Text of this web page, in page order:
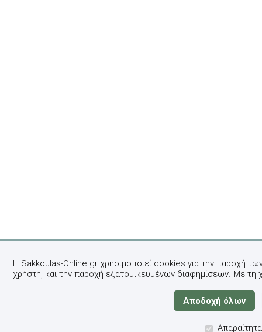
Η Sakkoulas-Online.gr χρησιμοποιεί cookies για την παροχή
χρήστη, και την παροχή εξατομικευμένων διαφημίσεων. Με